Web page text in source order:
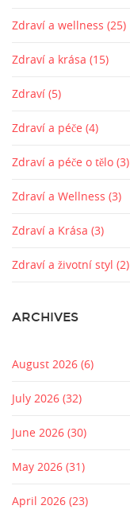
Zdraví a wellness (25)
Zdraví a krása (15)
Zdraví (5)
Zdraví a péče (4)
Zdraví a péče o tělo (3)
Zdraví a Wellness (3)
Zdraví a Krása (3)
Zdraví a životní styl (2)
ARCHIVES
August 2026 (6)
July 2026 (32)
June 2026 (30)
May 2026 (31)
April 2026 (23)